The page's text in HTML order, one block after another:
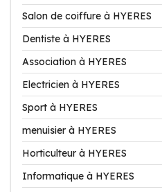
Salon de coiffure à HYERES
Dentiste à HYERES
Association à HYERES
Electricien à HYERES
Sport à HYERES
menuisier à HYERES
Horticulteur à HYERES
Informatique à HYERES